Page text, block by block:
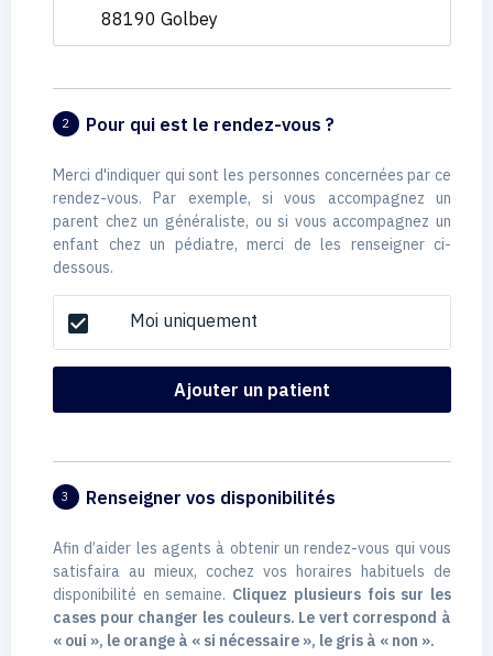
88190 Golbey
2 Pour qui est le rendez-vous ?
Merci d'indiquer qui sont les personnes concernées par ce
rendez-vous. Par exemple, si vous accompagnez un
parent chez un généraliste, ou si vous accompagnez un
enfant chez un pédiatre, merci de les renseigner ci-
dessous.
check_box Moi uniquement
Ajouter un patient
3 Renseigner vos disponibilités
Afin d’aider les agents à obtenir un rendez-vous qui vous
satisfaira au mieux, cochez vos horaires habituels de
disponibilité en semaine. Cliquez plusieurs fois sur les
cases pour changer les couleurs. Le vert correspond à
« oui », le orange à « si nécessaire », le gris à « non ».